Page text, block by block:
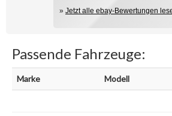
» Jetzt alle ebay-Bewertungen
Passende Fahrzeuge:
Marke Modell